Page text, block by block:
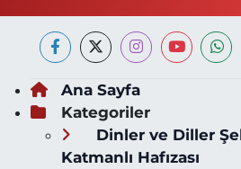
Ana Sayfa
Kategoriler
Dinler ve Diller
Katmanlı Hafızası